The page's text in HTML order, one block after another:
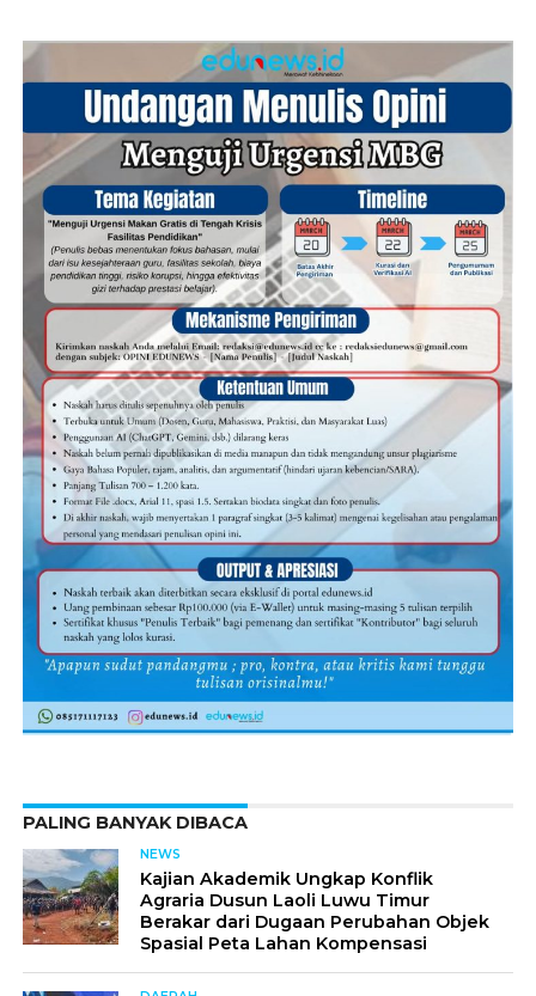
PALING BANYAK DIBACA
NEWS
Kajian Akademik Ungkap Konflik
Agraria Dusun Laoli Luwu Timur
Berakar dari Dugaan Perubahan Objek
Spasial Peta Lahan Kompensasi